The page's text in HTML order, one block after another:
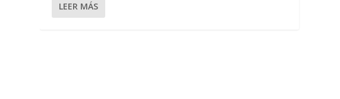
LEER MÁS